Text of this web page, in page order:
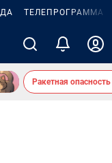
ТЕЛЕПРОГРАММА
Ракетная